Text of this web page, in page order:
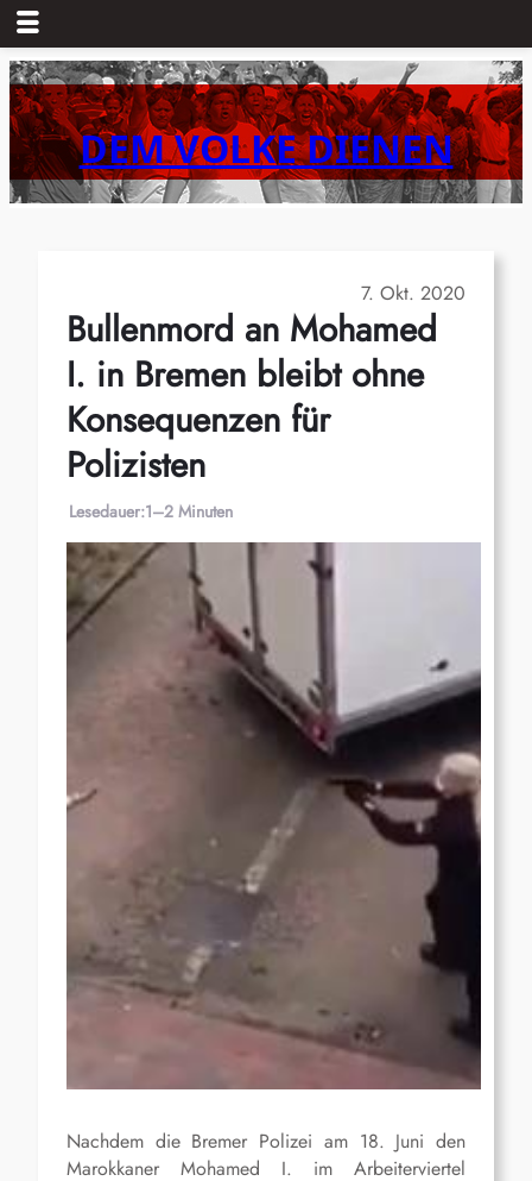
Zum
Inhalt
springenDEM VOLKE DIENEN
7. Okt. 2020
Bullenmord an Mohamed
I. in Bremen bleibt ohne
Konsequenzen für
Polizisten
Lesedauer:1–2 Minuten
Nachdem die Bremer Polizei am 18. Juni den
Marokkaner Mohamed I. im Arbeiterviertel